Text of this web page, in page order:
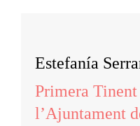
Estefanía
Primera
l’Ajuntament